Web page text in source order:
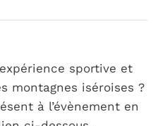
sportive et
montagnes iséroises ?
à l’évènement en